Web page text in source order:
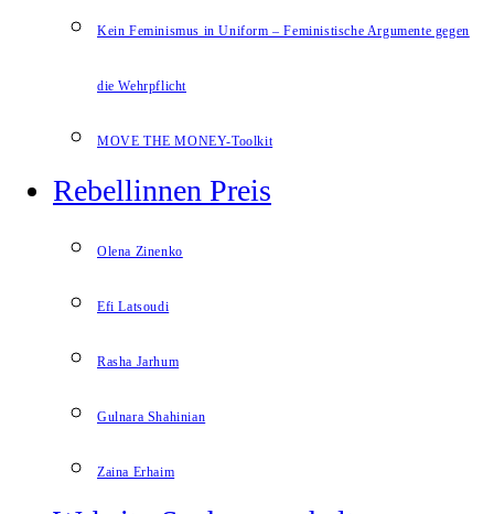
Kein Feminismus in Uniform – Feministische Argumente gegen
die Wehrpflicht
MOVE THE MONEY-Toolkit
Rebellinnen Preis
Olena Zinenko
Efi Latsoudi
Rasha Jarhum
Gulnara Shahinian
Zaina Erhaim